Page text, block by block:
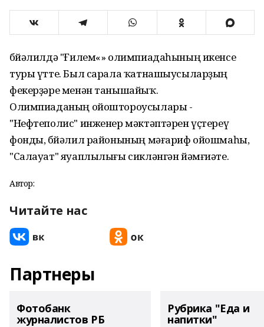
Әбйәлилдә "Ғилем«» олимпиадаһының икенсе
туры үтте. Был сарала ҡатнашыусыларҙың
фекерҙәре менән танышайыҡ.
Олимпиаданың ойоштороусылары -
"Нефтеполис" инженер мәктәптәрен үҫтереү
фонды, Әбйәлил районының мәғариф ойошмаһы,
"Салауат" яуаплылығы сикләнгән йәмғиәте.
Автор:
Читайте нас
Партнеры
Фотобанк
журналистов РБ
Рубрика "Еда и
напитки"